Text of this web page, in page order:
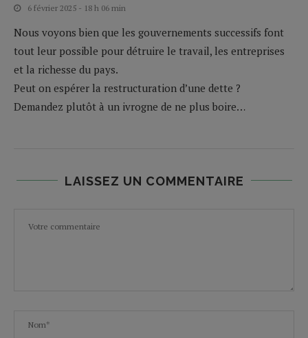
6 février 2025 - 18 h 06 min
Nous voyons bien que les gouvernements successifs font
tout leur possible pour détruire le travail, les entreprises
et la richesse du pays.
Peut on espérer la restructuration d’une dette ?
Demandez plutôt à un ivrogne de ne plus boire…
LAISSEZ UN COMMENTAIRE